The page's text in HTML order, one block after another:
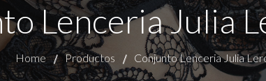
Lenceria Julia
Home Productos Conjunto Lenceria Julia